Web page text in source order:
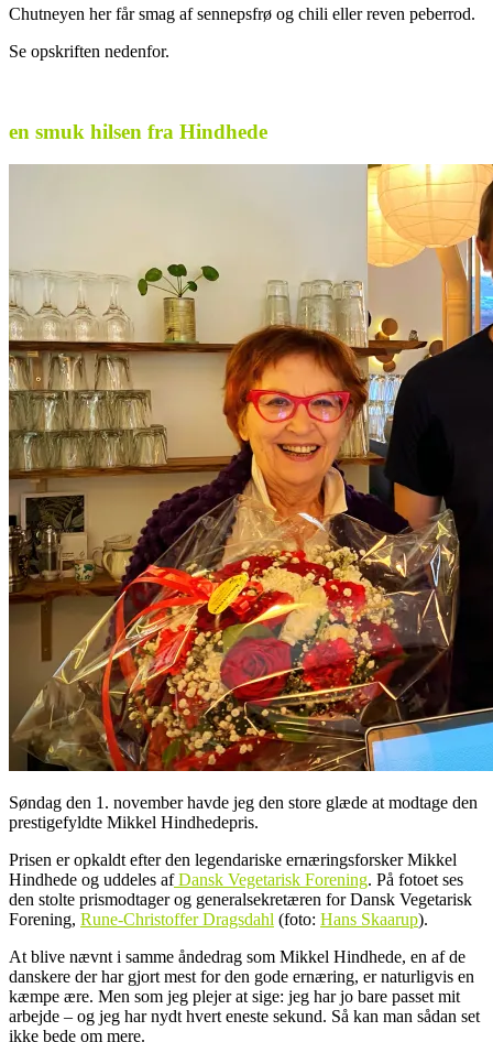
Chutneyen her får smag af sennepsfrø og chili eller reven peberrod.
Se opskriften nedenfor.
en smuk hilsen fra Hindhede
Søndag den 1. november havde jeg den store glæde at modtage den
prestigefyldte Mikkel Hindhedepris.
Prisen er opkaldt efter den legendariske ernæringsforsker Mikkel
Hindhede og uddeles afDansk Vegetarisk Forening. På fotoet ses
den stolte prismodtager og generalsekretæren for Dansk Vegetarisk
Forening, Rune-Christoffer Dragsdahl (foto: Hans Skaarup).
At blive nævnt i samme åndedrag som Mikkel Hindhede, en af de
danskere der har gjort mest for den gode ernæring, er naturligvis en
kæmpe ære. Men som jeg plejer at sige: jeg har jo bare passet mit
arbejde – og jeg har nydt hvert eneste sekund. Så kan man sådan set
ikke bede om mere.